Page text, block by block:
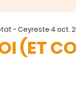
(ET
- Ceyreste 4 oct.